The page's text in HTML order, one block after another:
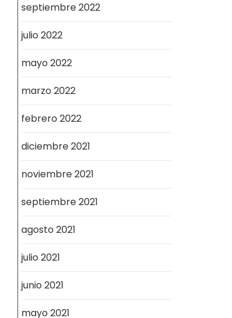
septiembre 2022
julio 2022
mayo 2022
marzo 2022
febrero 2022
diciembre 2021
noviembre 2021
septiembre 2021
agosto 2021
julio 2021
junio 2021
mayo 2021